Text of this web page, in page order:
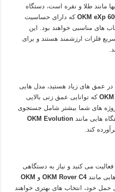
مانند طلا و نقره است، دستگاه‌
OKM eXp که دارای حساسیت
های مناسبی خواهند بود. این
فلزات ارزشمند هستند و برای
عمق‌ های زیاد هستید، مدل‌ هایی
که توانایی عمق‌ زنی بالایی
پروژه‌ های شما بیشتر شامل جستجوی
هایی مانندOKM Evolution
کند.
می‌ کنید و نیاز به دستگاهی
مانندOKM Rover C4 و OKM
خود، انتخاب‌ های بهتری خواهند